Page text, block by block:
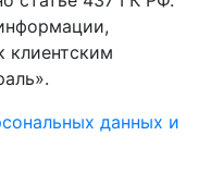
клиентским
данных и